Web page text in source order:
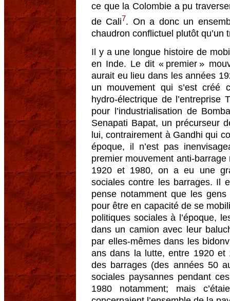
ce que la Colombie a pu
de Cali7. On a donc un
chaudron conflictuel plutôt
Il y a une longue histoire de
en Inde. Le dit « premier »
aurait eu lieu dans les années
un mouvement qui s’est créé
hydro-électrique de l’entreprise
pour l’industrialisation de
Senapati Bapat, un précurseur
lui, contrairement à Gandhi qui
époque, il n’est pas
premier mouvement anti-
1920 et 1980, on a eu une
sociales contre les barrages. Il
pense notamment que les
pour être en capacité de se
politiques sociales à l’époque,
dans un camion avec leur
par elles-mêmes dans les
ans dans la lutte, entre 1920 et
des barrages (des années 50
sociales paysannes pendant
1980 notamment; mais